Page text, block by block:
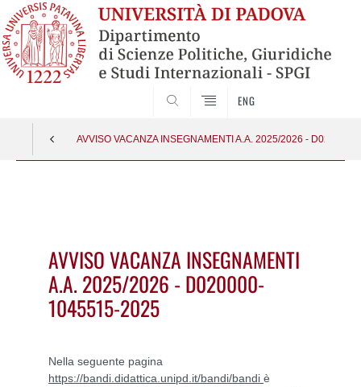
ENG
AVVISO VACANZA INSEGNAMENTI A.A. 2025/2026 -
AVVISO VACANZA INSEGNAMENTI
A.A. 2025/2026 - D020000-
1045515-2025
Nella seguente pagina
https://bandi.didattica.unipd.it/bandi/bandi è